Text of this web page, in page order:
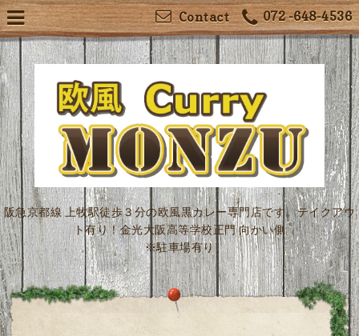
072 -648-4536
Contact
阪急京都線 上牧駅徒歩３分の欧風黒カレー専門店です。テイクアウ
ト有り！金光大阪高等学校正門 向かい側
※駐車場有り